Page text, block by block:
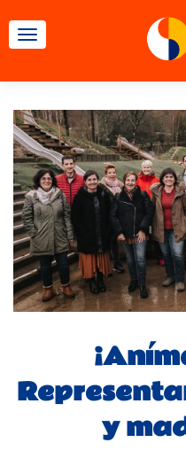
CAMBIAR NAVEGACIÓN
y